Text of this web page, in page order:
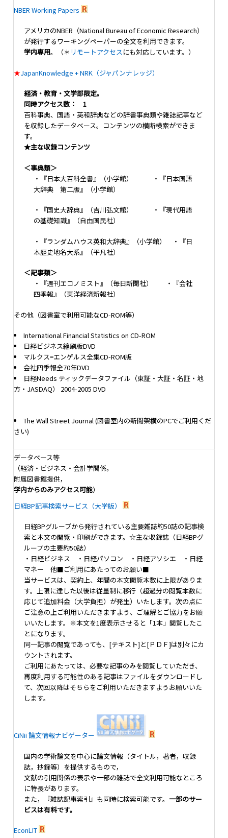
NBER Working Papers
アメリカのNBER（National Bureau of Economic Research）
が発行するワーキングペーパーの全文を利用できます。
学内専用。（＊ リモートアクセスにも対応しています。）
★JapanKnowledge + NRK（ジャパンナレッジ）
経済・教育・文学部限定。
同時アクセス数： 1
百科事典、国語・英和辞典などの辞書事典類や雑誌記事など
を収録したデータベース。コンテンツの横断検索ができま
す。
★主な収録コンテンツ
＜事典類＞
・『日本大百科全書』（小学館） ・『日本国語
大辞典 第二版』（小学館）
・『国史大辞典』（吉川弘文館） ・『現代用語
の基礎知識』（自由国民社）
・『ランダムハウス英和大辞典』（小学館） ・『日
本歴史地名大系』（平凡社）
＜記事類＞
・『週刊エコノミスト』（毎日新聞社） ・『会社
四季報』（東洋経済新報社）
その他（図書室で利用可能なCD-ROM等）
International Financial Statistics on CD-ROM
日経ビジネス縮刷版DVD
マルクス=エンゲルス全集CD-ROM版
会社四季報全70年DVD
日経Needs ティックデータファイル（東証・大証・名証・地
方・JASDAQ） 2004-2005 DVD
The Wall Street Journal (図書室内の新聞架横のPCでご利用くだ
さい)
データベース等
（経済・ビジネス・会計学関係，
附属図書館提供，
学内からのみアクセス可能）
日経BP記事検索サービス（大学版）
日経BPグループから発行されている主要雑誌約50誌の記事検
索と本文の閲覧・印刷ができます。☆主な収録誌（日経BPグ
ループの主要約50誌）
・日経ビジネス ・日経パソコン ・日経アソシエ ・日経
マネー 他■ご利用にあたってのお願い■
当サービスは、契約上、年間の本文閲覧本数に上限がありま
す。上限に達した以後は従量制に移行（超過分の閲覧本数に
応じて追加料金（大学負担）が発生）いたします。次の点に
ご注意の上ご利用いただきますよう、ご理解とご協力をお願
いいたします。※本文を1度表示させると「1本」閲覧したこ
とになります。
同一記事の閲覧であっても、[テキスト]と[ＰＤＦ]は別々にカ
ウントされます。
ご利用にあたっては、必要な記事のみを閲覧していただき、
再度利用する可能性のある記事はファイルをダウンロードし
て、次回以降はそちらをご利用いただきますようお願いいた
します。
CiNii 論文情報ナビゲーター
国内の学術論文を中心に論文情報（タイトル，著者，収録
誌，抄録等）を提供するもので，
文献の引用関係の表示や一部の雑誌で全文利用可能なところ
に特長があります。
また，『雑誌記事索引』も同時に検索可能です。 一部のサー
ビスは有料です。
EconLIT